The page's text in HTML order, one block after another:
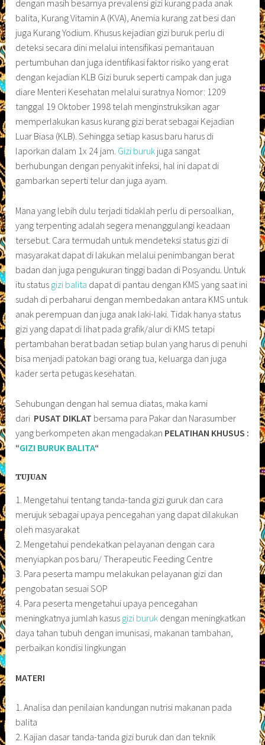
dengan masih besarnya prevalensi gizi kurang pada anak
balita, Kurang Vitamin A (KVA), Anemia kurang zat besi dan
juga Kurang Yodium. Khusus kejadian gizi buruk perlu di
deteksi secara dini melalui intensifikasi pemantauan
pertumbuhan dan juga identifikasi faktor risiko yang erat
dengan kejadian KLB Gizi buruk seperti campak dan juga
diare Menteri Kesehatan melalui suratnya Nomor: 1209
tanggal 19 Oktober 1998 telah menginstruksikan agar
memperlakukan kasus kurang gizi berat sebagai Kejadian
Luar Biasa (KLB). Sehingga setiap kasus baru harus di
laporkan dalam 1x 24 jam. Gizi buruk juga sangat
berhubungan dengan penyakit infeksi, hal ini dapat di
gambarkan seperti telur dan juga ayam.
Mana yang lebih dulu terjadi tidaklah perlu di persoalkan,
yang terpenting adalah segera menanggulangi keadaan
tersebut. Cara termudah untuk mendeteksi status gizi di
masyarakat dapat di lakukan melalui penimbangan berat
badan dan juga pengukuran tinggi badan di Posyandu. Untuk
itu status gizi balita dapat di pantau dengan KMS yang saat ini
sudah di perbaharui dengan membedakan antara KMS untuk
anak perempuan dan juga anak laki-laki. Tidak hanya status
gizi yang dapat di lihat pada grafik/alur di KMS tetapi
pertambahan berat badan setiap bulan yang harus di penuhi
bisa menjadi patokan bagi orang tua, keluarga dan juga
kader serta petugas kesehatan.
Sehubungan dengan hal semua diatas, maka kami
dari PUSAT DIKLAT bersama para Pakar dan Narasumber
yang berkompeten akan mengadakan PELATIHAN KHUSUS :
“GIZI BURUK BALITA“
TUJUAN
1. Mengetahui tentang tanda-tanda gizi guruk dan cara
merujuk sebagai upaya pencegahan yang dapat dilakukan
oleh masyarakat
2. Mengetahui pendekatkan pelayanan dengan cara
menyiapkan pos baru/ Therapeutic Feeding Centre
3. Para peserta mampu melakukan pelayanan gizi dan
pengobatan sesuai SOP
4. Para peserta mengetahui upaya pencegahan
meningkatnya jumlah kasus gizi buruk dengan meningkatkan
daya tahan tubuh dengan imunisasi, makanan tambahan,
perbaikan kondisi lingkungan
MATERI
1. Analisa dan penilaian kandungan nutrisi makanan pada
balita
2. Kajian dasar tanda-tanda gizi buruk dan dan teknik